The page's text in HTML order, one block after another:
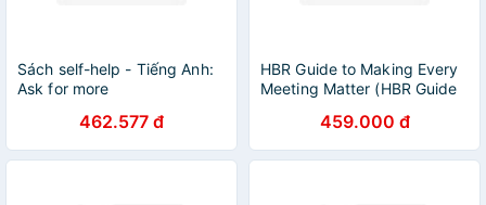
Sách self-help - Tiếng Anh:
Ask for more
462.577 đ
HBR Guide to Making Every
Meeting Matter (HBR Guide
459.000 đ